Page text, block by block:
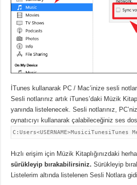
İTunes kullanarak PC / Mac’inize sesli
Sesli notlarınız artık iTunes’daki Müzik
yanında listelenecek. Sesli notlarınız,
oynatıcıyı kullanarak çalabileceğiniz ses
C:Users<USERNAME>MusiciTunesiTunes
Hızlı erişim için Müzik Kitaplığınızdaki
sürükleyip bırakabilirsiniz. Sürükleyip
Listelerim altında listelenen Sesli Notlara